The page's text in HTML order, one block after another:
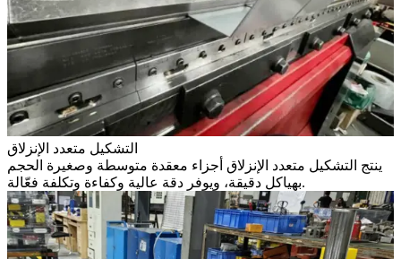
التشكيل متعدد الإنزلاق
ينتج التشكيل متعدد الإنزلاق أجزاء معقدة متوسطة وصغيرة الحجم
بهياكل دقيقة، ويوفر دقة عالية وكفاءة وتكلفة فعّالة.